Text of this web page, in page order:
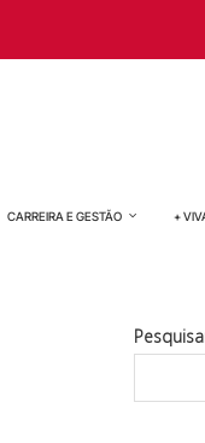
CARREIRA E GESTÃO +